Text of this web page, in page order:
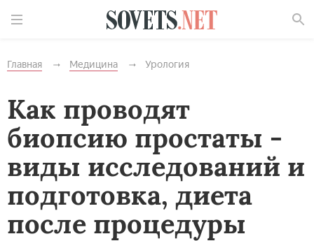
Главная Медицина Урология
Как проводят
биопсию простаты -
виды исследований и
подготовка, диета
после процедуры